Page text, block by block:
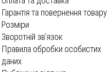
Гарантія та повернення товару
Розміри
Зворотній зв’язок
Правила обробки особистих
даних